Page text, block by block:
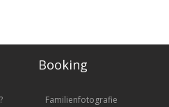
Booking
Familienfotografie